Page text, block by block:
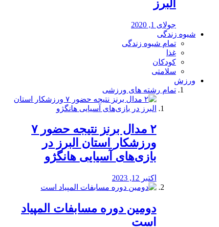
البرز
جولای 1, 2020
شیوه زندگی
تمام شیوه زندگی
غذا
کودکان
سلامتی
ورزش
تمام رشته های ورزشی
۲ مدال برنز نتیجه حضور ۷
ورزشکار استان البرز در
بازی‌های آسیایی هانگژو
اکتبر 12, 2023
دومین دوره مسابفات المپیاد
است